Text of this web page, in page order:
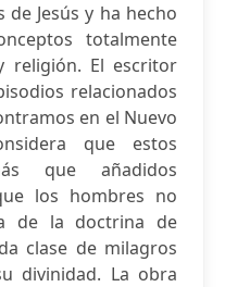
Jesús y ha hecho
totalmente
religión. El escritor
relacionados
en el Nuevo
que estos
que añadidos
los hombres no
de la doctrina de
clase de milagros
divinidad. La obra